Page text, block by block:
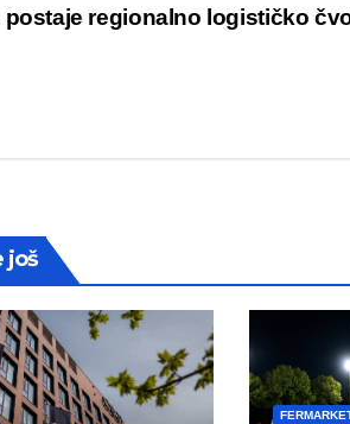
postaje regionalno logističko
još